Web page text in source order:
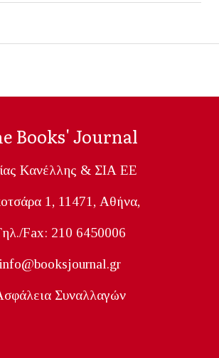
Books' Journal
Κανέλλης & ΣΙΑ ΕΕ
1, 11471, Aθήνα,
Fax: 210 6450006
info@booksjournal.gr
Συναλλαγών